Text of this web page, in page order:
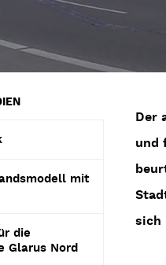
mit
die
Glarus Nord
Der
und
sich